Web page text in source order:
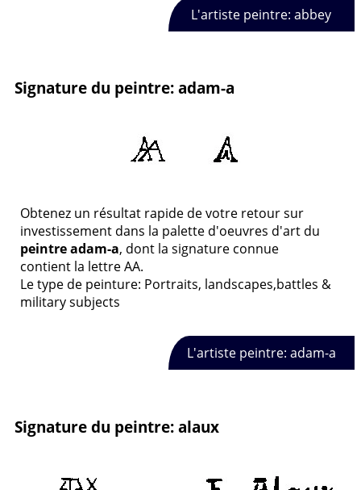
L'artiste peintre: abbey
Signature du peintre: adam-a
Obtenez un résultat rapide de votre retour sur
investissement dans la palette d'oeuvres d'art du
peintre adam-a, dont la signature connue
contient la lettre AA.
Le type de peinture: Portraits, landscapes,battles &
military subjects
L'artiste peintre: adam-a
Signature du peintre: alaux